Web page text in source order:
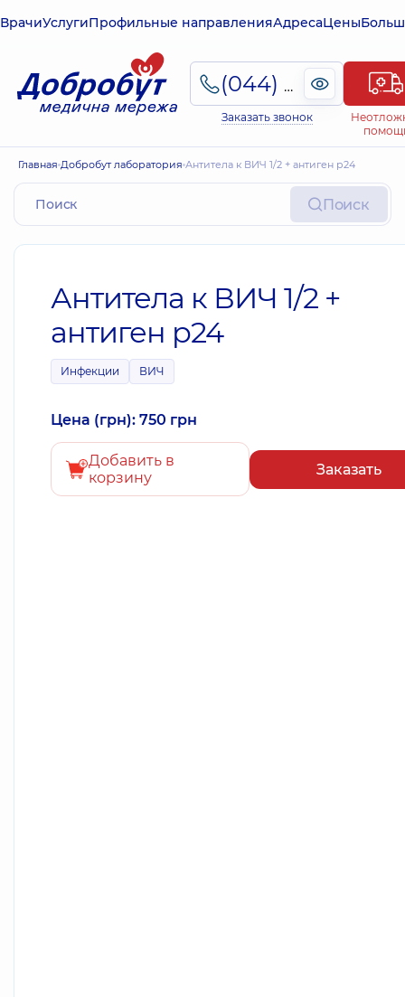
ВрачиУслугиПрофильные направленияАдресаЦены
(044) 495-2-888
Заказать звонок
Главная Добробут лаборатория Антитела к ВИЧ 1/2 + антиген р24
Поиск
Антитела к ВИЧ 1/2 +
антиген р24
Инфекции ВИЧ
Цена (грн): 750 грн
Добавить в
корзину
Заказать